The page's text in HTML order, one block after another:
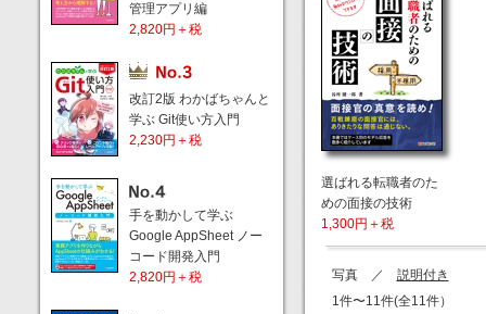
管理アプリ編
2,820円＋税
改訂2版 わかばちゃんと
学ぶ Git使い方入門
2,230円＋税
手を動かして学ぶ
Google AppSheet ノー
コード開発入門
2,820円＋税
選ばれる転職者のた
めの面接の技術
1,300円＋税
写真 ／ 説明付き
1件〜11件(全11件）